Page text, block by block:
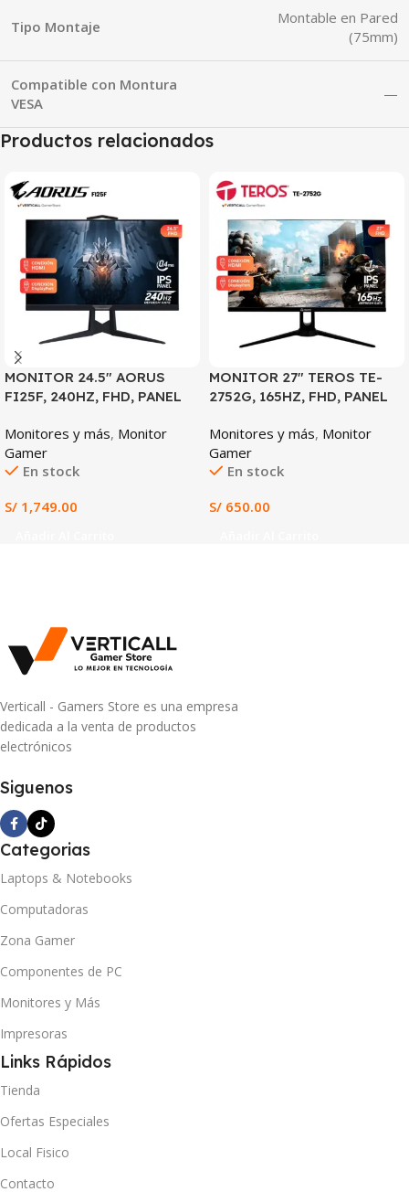
Tipo Montaje
Montable en Pared
(75mm)
Compatible con Montura
VESA
—
Productos relacionados
MONITOR 24.5″ AORUS
FI25F, 240HZ, FHD, PANEL
Monitores y más, Monitor
Gamer
En stock
S/ 1,749.00
MONITOR 27″ TEROS TE-
2752G, 165HZ, FHD, PANEL
Monitores y más, Monitor
Gamer
En stock
S/ 650.00
Verticall - Gamers Store es una empresa
dedicada a la venta de productos
electrónicos
Siguenos
Categorias
Laptops & Notebooks
Computadoras
Zona Gamer
Componentes de PC
Monitores y Más
Impresoras
Links Rápidos
Tienda
Ofertas Especiales
Local Fisico
Contacto